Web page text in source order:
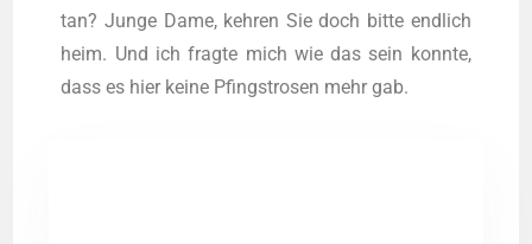
tan? Jun­ge Dame, keh­ren Sie doch bit­te end­lich
heim. Und ich frag­te mich wie das sein konn­te,
dass es hier kei­ne Pfingst­ro­sen mehr gab.